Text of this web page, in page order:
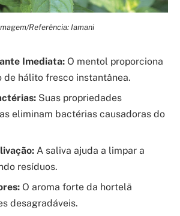
Referência: Iamani
Imediata: O mentol proporciona
de hálito fresco instantânea.
Suas propriedades
eliminam bactérias causadoras do
A saliva ajuda a limpar a
resíduos.
O aroma forte da hortelã
desagradáveis.